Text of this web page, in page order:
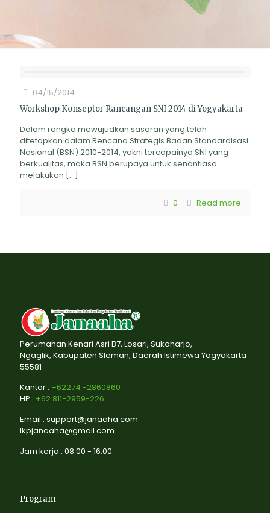
04/15/2014
Workshop Konseptor Rancangan SNI 2014 di Yogyakarta
Dalam rangka mewujudkan sasaran yang telah
ditetapkan dalam Rencana Strategis Badan Standardisasi
Nasional (BSN) 2010-2014, yakni tercapainya SNI yang
berkualitas, maka BSN berupaya untuk senantiasa
melakukan […]
0 Read more
Perumahan Kenari Asri B7, Losari, Sukoharjo,
Ngaglik, Kabupaten Sleman, Daerah Istimewa Yogyakarta
55581
Kantor : +62274 -2860860
HP : +62 811-2959-226
Email : support@janaaha.com
lkpjanaaha@gmail.com
Jam kerja : 08:00 - 16:00
Program